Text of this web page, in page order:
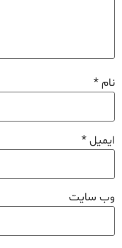
نام*
ایمیل*
وب‌ سایت